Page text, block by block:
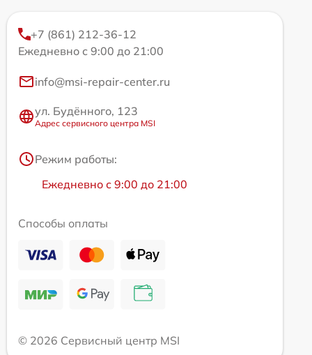
+7 (861) 212-36-12
Ежедневно с 9:00 до 21:00
info@msi-repair-center.ru
ул. Будённого, 123
Адрес сервисного центра MSI
Режим работы:
Ежедневно с 9:00 до 21:00
Способы оплаты
© 2026 Сервисный центр MSI